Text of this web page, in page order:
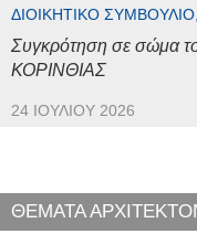
ΔΙΟΙΚΗΤΙΚΌ
Συγκρότηση σε σώμα
ΚΟΡΙΝΘΙΑΣ
24 ΙΟΥΛΊΟΥ 2026
ΘΕΜΑΤΑ